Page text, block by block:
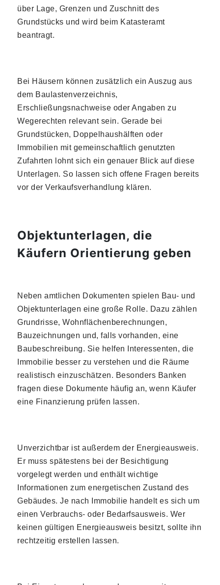
über Lage, Grenzen und Zuschnitt des
Grundstücks und wird beim Katasteramt
beantragt.
Bei Häusern können zusätzlich ein Auszug aus
dem Baulastenverzeichnis,
Erschließungsnachweise oder Angaben zu
Wegerechten relevant sein. Gerade bei
Grundstücken, Doppelhaushälften oder
Immobilien mit gemeinschaftlich genutzten
Zufahrten lohnt sich ein genauer Blick auf diese
Unterlagen. So lassen sich offene Fragen bereits
vor der Verkaufsverhandlung klären.
Objektunterlagen, die
Käufern Orientierung geben
Neben amtlichen Dokumenten spielen Bau- und
Objektunterlagen eine große Rolle. Dazu zählen
Grundrisse, Wohnflächenberechnungen,
Bauzeichnungen und, falls vorhanden, eine
Baubeschreibung. Sie helfen Interessenten, die
Immobilie besser zu verstehen und die Räume
realistisch einzuschätzen. Besonders Banken
fragen diese Dokumente häufig an, wenn Käufer
eine Finanzierung prüfen lassen.
Unverzichtbar ist außerdem der Energieausweis.
Er muss spätestens bei der Besichtigung
vorgelegt werden und enthält wichtige
Informationen zum energetischen Zustand des
Gebäudes. Je nach Immobilie handelt es sich um
einen Verbrauchs- oder Bedarfsausweis. Wer
keinen gültigen Energieausweis besitzt, sollte ihn
rechtzeitig erstellen lassen.